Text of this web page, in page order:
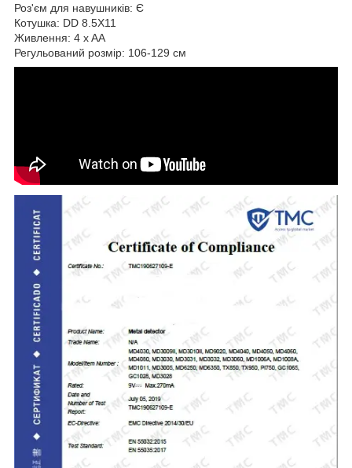
Роз'єм для навушників: Є
Котушка: DD 8.5X11
Живлення: 4 x AA
Регульований розмір: 106-129 см